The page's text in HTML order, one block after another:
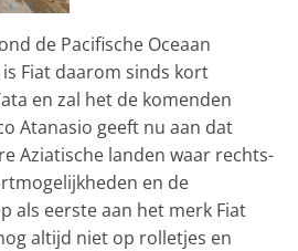
de Pacifische Oceaan
Fiat daarom sinds kort
en zal het de komenden
Atanasio geeft nu aan dat
Aziatische landen waar rechts-
en de
als eerste aan het merk Fiat
altijd niet op rolletjes en